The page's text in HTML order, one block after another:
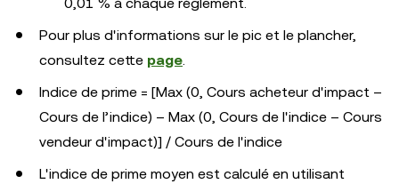
Pour plus d'informations sur le pic et le plancher,
consultez cette page.
Indice de prime = [Max (0, Cours acheteur d'impact –
Cours de l’indice) – Max (0, Cours de l'indice – Cours
vendeur d'impact)] / Cours de l'indice
L'indice de prime moyen est calculé en utilisant